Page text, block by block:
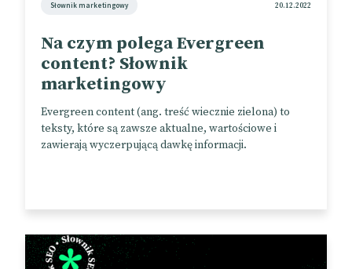
Słownik marketingowy 20.12.2022
Na czym polega Evergreen
content? Słownik
marketingowy
Evergreen content (ang. treść wiecznie zielona) to
teksty, które są zawsze aktualne, wartościowe i
zawierają wyczerpującą dawkę informacji.